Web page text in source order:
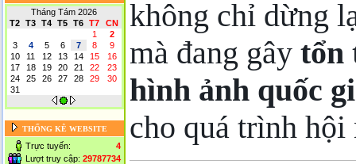
Tháng Tám 2026
T2
T3 T4 T5 T6 T7
CN
1
2
3
4 5 6 7 8
9
10
11 12 13 14 15
16
17
18 19 20 21 22
23
24
25 26 27 28 29
30
31
THỐNG KÊ WEBSITE
Trực tuyến:
4
Lượt truy cập: 29787734
không chỉ dừng
mà đang gây tổn
hình ảnh quốc
cho quá trình hội